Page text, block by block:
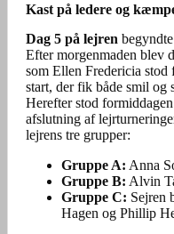
Kast på ledere og
Dag 5 på lejren
Efter morgenmaden blev
som Ellen Fredericia
start, der fik både smil og
Herefter stod
afslutning af
lejrens tre grupper:
Gruppe A: Anna
Gruppe B: Alvin
Gruppe C: Sejren
Hagen og Phillip